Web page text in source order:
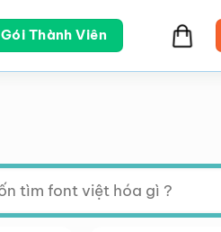
Gói Thành Viên